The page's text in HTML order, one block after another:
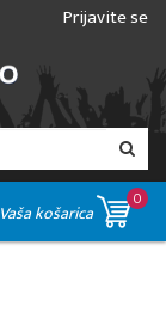
Prijavite se
Vaša košarica
0